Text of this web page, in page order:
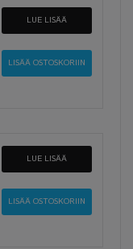
LUE LISÄÄ
LUE LISÄÄ